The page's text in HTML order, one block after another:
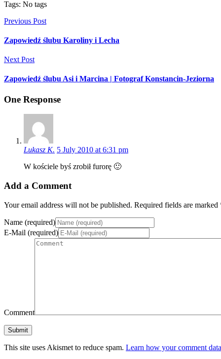
Tags: No tags
Previous Post
Zapowiedź ślubu Karoliny i Lecha
Next Post
Zapowiedź ślubu Asi i Marcina | Fotograf Konstancin-Jeziorna
One Response
Lukasz K. 5 July 2010 at 6:31 pm
W kościele byś zrobił furorę 🙂
Add a Comment
Your email address will not be published. Required fields are marked
Name (required)
E-Mail (required)
Comment
This site uses Akismet to reduce spam. Learn how your comment